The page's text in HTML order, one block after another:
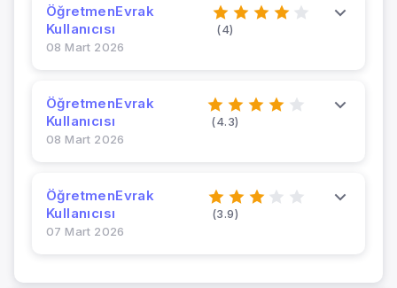
ÖğretmenEvrak
Kullanıcısı
08 Mart 2026
(4)
ÖğretmenEvrak
Kullanıcısı
08 Mart 2026
(4.3)
ÖğretmenEvrak
Kullanıcısı
07 Mart 2026
(3.9)